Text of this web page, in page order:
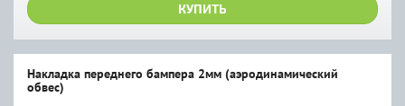
КУПИТЬ
Накладка переднего бампера 2мм (аэродинамический
обвес)